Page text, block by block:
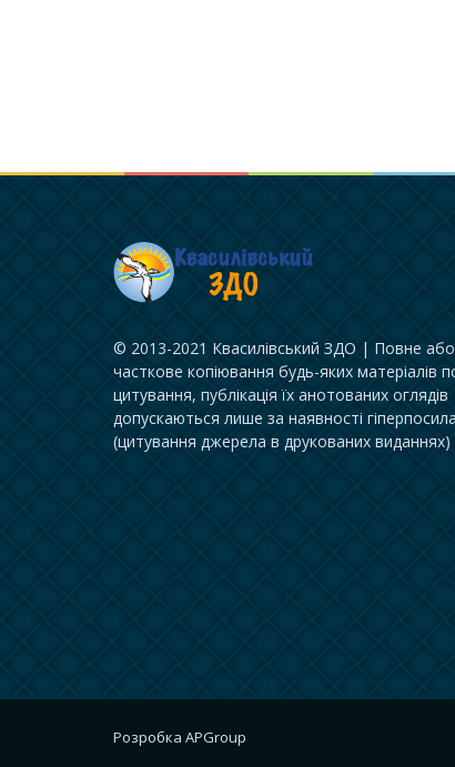
© 2013-2021 Квасилівський ЗДО | Повне або
часткове копіювання будь-яких матеріалів
цитування, публікація їх анотованих оглядів
допускаються лише за наявності
(цитування джерела в друкованих виданнях)
Розробка APGroup